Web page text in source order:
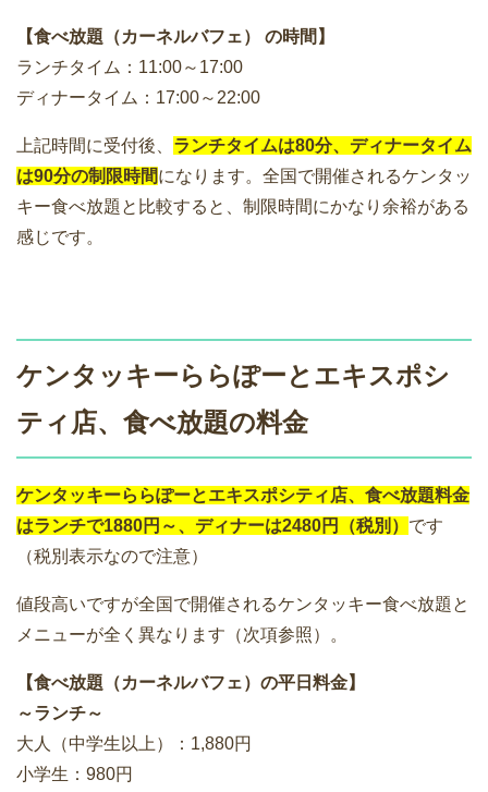
【食べ放題（カーネルバフェ） の時間】
ランチタイム：11:00～17:00
ディナータイム：17:00～22:00
上記時間に受付後、 ランチタイムは80分、ディナータイム
は90分の制限時間になります。全国で開催されるケンタッ
キー食べ放題と比較すると、制限時間にかなり余裕がある
感じです。
ケンタッキーららぽーとエキスポシ
ティ店、食べ放題の料金
ケンタッキーららぽーとエキスポシティ店、食べ放題料金
はランチで1880円～、ディナーは2480円（税別） です
（税別表示なので注意）
値段高いですが全国で開催されるケンタッキー食べ放題と
メニューが全く異なります（次項参照）。
【食べ放題（カーネルバフェ）の平日料金】
～ランチ～
大人（中学生以上）：1,880円
小学生：980円